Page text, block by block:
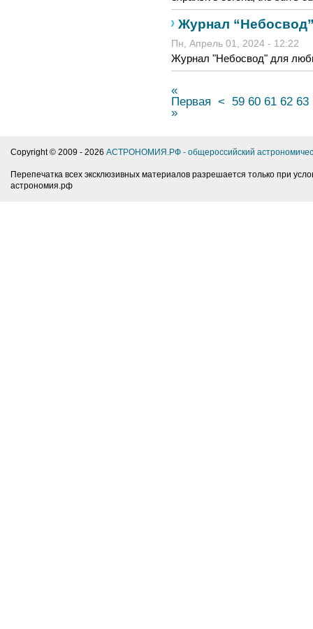
Журнал
Пн, Апрель 01, 2024 - 12:22
Журнал "Небосвод" для
«
Первая < 59 60 61 62 63
»
Copyright © 2009 - 2026 АСТРОНОМИЯ.РФ - общероссийский
Перепечатка всех эксклюзивных материалов разрешается только при
астрономия.рф